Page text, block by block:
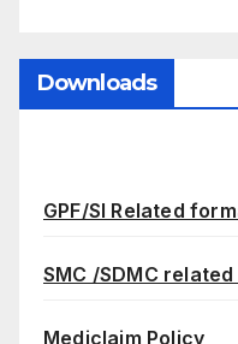
Downloads
GPF/SI Related
SMC /SDMC
Mediclaim Policy